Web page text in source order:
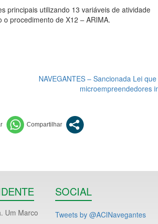
principais utilizando 13 variáveis de atividade
procedimento de X12 – ARIMA.
NAVEGANTES – Sancionada Lei
microempreendedores
Um Marco
SOCIAL
Tweets by @ACINavegantes